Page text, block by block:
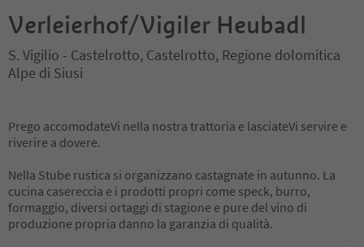
Verleierhof/Vigiler Heubadl
S. Vigilio - Castelrotto, Castelrotto, Regione dolomitica
Alpe di Siusi
Prego accomodateVi nella nostra trattoria e lasciateVi servire e
riverire a dovere.
Nella Stube rustica si organizzano castagnate in autunno. La
cucina casereccia e i prodotti propri come speck, burro,
formaggio, diversi ortaggi di stagione e pure del vino di
produzione propria danno la garanzia di qualità.